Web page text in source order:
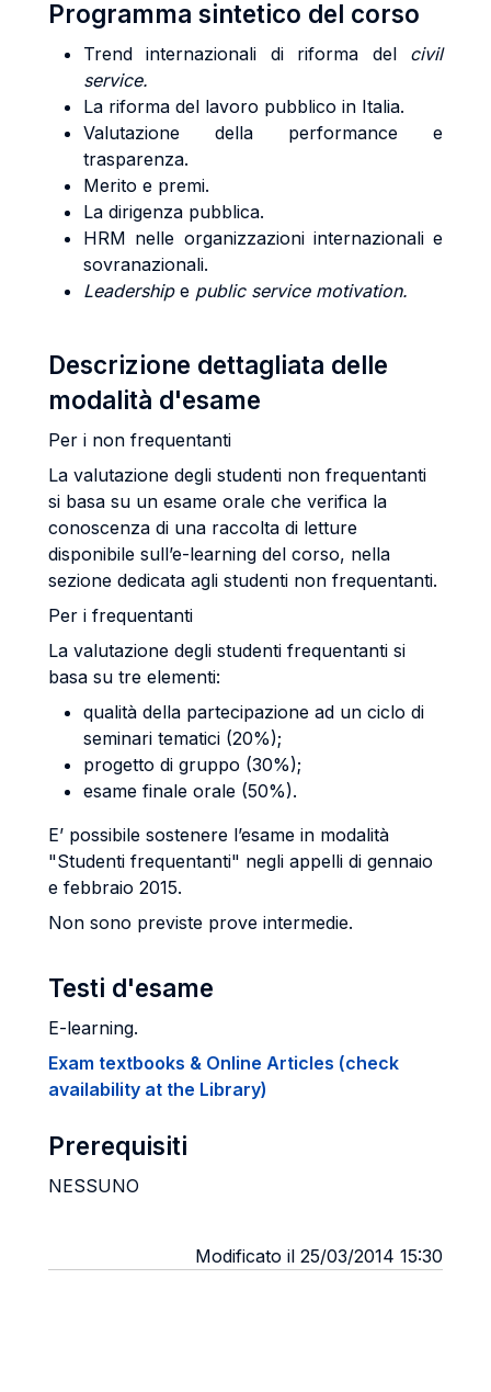
Programma sintetico del corso
Trend internazionali di riforma del civil
service.
La riforma del lavoro pubblico in Italia.
Valutazione della performance e
trasparenza.
Merito e premi.
La dirigenza pubblica.
HRM nelle organizzazioni internazionali e
sovranazionali.
Leadership e public service motivation.
Descrizione dettagliata delle
modalità d'esame
Per i non frequentanti
La valutazione degli studenti non frequentanti
si basa su un esame orale che verifica la
conoscenza di una raccolta di letture
disponibile sull’e-learning del corso, nella
sezione dedicata agli studenti non frequentanti.
Per i frequentanti
La valutazione degli studenti frequentanti si
basa su tre elementi:
qualità della partecipazione ad un ciclo di
seminari tematici (20%);
progetto di gruppo (30%);
esame finale orale (50%).
E’ possibile sostenere l’esame in modalità
"Studenti frequentanti" negli appelli di gennaio
e febbraio 2015.
Non sono previste prove intermedie.
Testi d'esame
E-learning.
Exam textbooks & Online Articles (check
availability at the Library)
Prerequisiti
NESSUNO
Modificato il 25/03/2014 15:30